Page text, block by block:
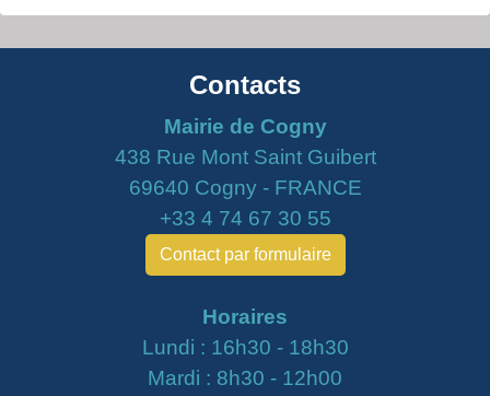
Contacts
Mairie de Cogny
438 Rue Mont Saint Guibert
69640 Cogny - FRANCE
+33 4 74 67 30 55
Contact par formulaire
Horaires
Lundi : 16h30 - 18h30
Mardi : 8h30 - 12h00